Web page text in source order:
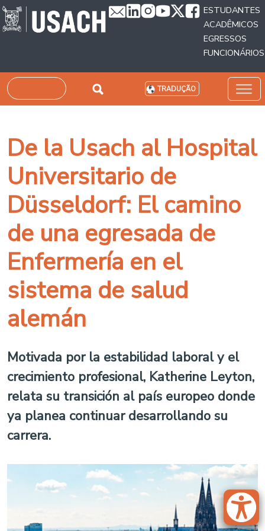
Passar para o conteúdo principal
ESTUDANTES
ACADÊMICOS
EGRESSOS
FUNCIONÁRIOS
Pesquisar TRADUÇÃO
De la Usach al Hospital
Universitario de
Düsseldorf: El camino
de una egresada de
Enfermería en el
sistema de salud
alemán
Motivada por la estabilidad laboral y el
crecimiento profesional, Katherine Leyton,
relata su transición al país europeo donde
ya planea continuar desarrollando su
carrera.